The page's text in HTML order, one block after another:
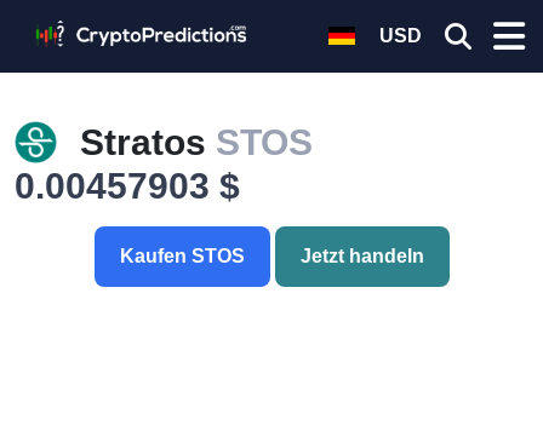
USD
Stratos STOS
0.00457903 $
Kaufen STOS Jetzt handeln